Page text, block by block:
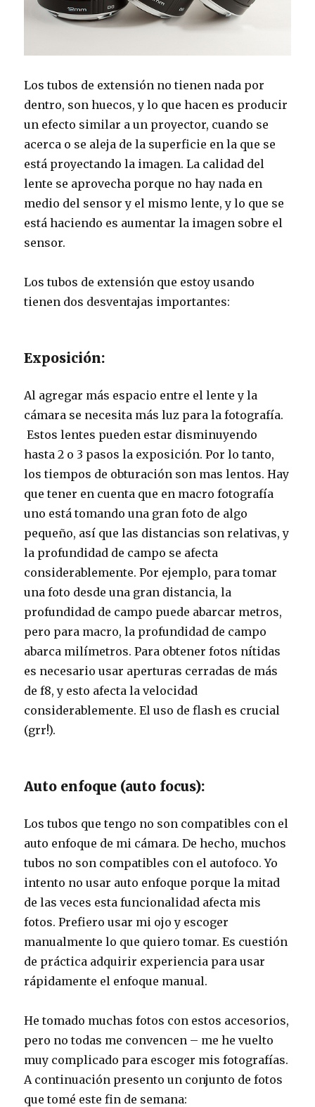
Los tubos de extensión no tienen nada por
dentro, son huecos, y lo que hacen es producir
un efecto similar a un proyector, cuando se
acerca o se aleja de la superficie en la que se
está proyectando la imagen. La calidad del
lente se aprovecha porque no hay nada en
medio del sensor y el mismo lente, y lo que se
está haciendo es aumentar la imagen sobre el
sensor.
Los tubos de extensión que estoy usando
tienen dos desventajas importantes:
Exposición:
Al agregar más espacio entre el lente y la
cámara se necesita más luz para la fotografía.
Estos lentes pueden estar disminuyendo
hasta 2 o 3 pasos la exposición. Por lo tanto,
los tiempos de obturación son mas lentos. Hay
que tener en cuenta que en macro fotografía
uno está tomando una gran foto de algo
pequeño, así que las distancias son relativas, y
la profundidad de campo se afecta
considerablemente. Por ejemplo, para tomar
una foto desde una gran distancia, la
profundidad de campo puede abarcar metros,
pero para macro, la profundidad de campo
abarca milímetros. Para obtener fotos nítidas
es necesario usar aperturas cerradas de más
de f8, y esto afecta la velocidad
considerablemente. El uso de flash es crucial
(grr!).
Auto enfoque (auto focus):
Los tubos que tengo no son compatibles con el
auto enfoque de mi cámara. De hecho, muchos
tubos no son compatibles con el autofoco. Yo
intento no usar auto enfoque porque la mitad
de las veces esta funcionalidad afecta mis
fotos. Prefiero usar mi ojo y escoger
manualmente lo que quiero tomar. Es cuestión
de práctica adquirir experiencia para usar
rápidamente el enfoque manual.
He tomado muchas fotos con estos accesorios,
pero no todas me convencen – me he vuelto
muy complicado para escoger mis fotografías.
A continuación presento un conjunto de fotos
que tomé este fin de semana: